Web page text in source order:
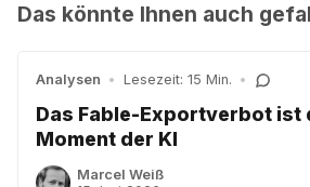
Das könnte Ihnen auch
Analysen • Lesezeit: 15 Min. •
Das Fable-Exportverbot ist
Moment der KI
Marcel Weiß